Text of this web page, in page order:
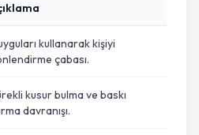
kullanarak kişiyi
çabası.
kusur bulma ve baskı
davranışı.